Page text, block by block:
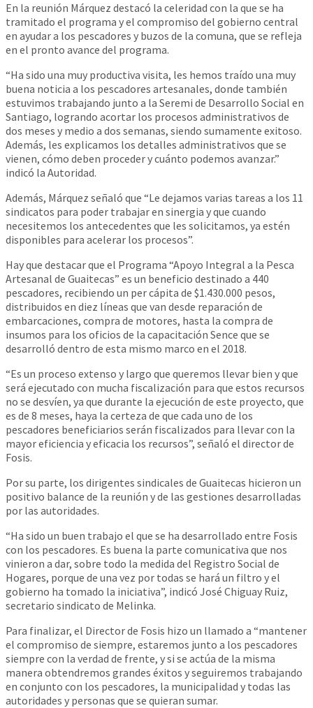
En la reunión Márquez destacó la celeridad con la que se ha
tramitado el programa y el compromiso del gobierno central
en ayudar a los pescadores y buzos de la comuna, que se refleja
en el pronto avance del programa.
“Ha sido una muy productiva visita, les hemos traído una muy
buena noticia a los pescadores artesanales, donde también
estuvimos trabajando junto a la Seremi de Desarrollo Social en
Santiago, logrando acortar los procesos administrativos de
dos meses y medio a dos semanas, siendo sumamente exitoso.
Además, les explicamos los detalles administrativos que se
vienen, cómo deben proceder y cuánto podemos avanzar.”
indicó la Autoridad.
Además, Márquez señaló que “Le dejamos varias tareas a los 11
sindicatos para poder trabajar en sinergia y que cuando
necesitemos los antecedentes que les solicitamos, ya estén
disponibles para acelerar los procesos”.
Hay que destacar que el Programa “Apoyo Integral a la Pesca
Artesanal de Guaitecas” es un beneficio destinado a 440
pescadores, recibiendo un per cápita de $1.430.000 pesos,
distribuidos en diez líneas que van desde reparación de
embarcaciones, compra de motores, hasta la compra de
insumos para los oficios de la capacitación Sence que se
desarrolló dentro de esta mismo marco en el 2018.
“Es un proceso extenso y largo que queremos llevar bien y que
será ejecutado con mucha fiscalización para que estos recursos
no se desvíen, ya que durante la ejecución de este proyecto, que
es de 8 meses, haya la certeza de que cada uno de los
pescadores beneficiarios serán fiscalizados para llevar con la
mayor eficiencia y eficacia los recursos”, señaló el director de
Fosis.
Por su parte, los dirigentes sindicales de Guaitecas hicieron un
positivo balance de la reunión y de las gestiones desarrolladas
por las autoridades.
“Ha sido un buen trabajo el que se ha desarrollado entre Fosis
con los pescadores. Es buena la parte comunicativa que nos
vinieron a dar, sobre todo la medida del Registro Social de
Hogares, porque de una vez por todas se hará un filtro y el
gobierno ha tomado la iniciativa”, indicó José Chiguay Ruiz,
secretario sindicato de Melinka.
Para finalizar, el Director de Fosis hizo un llamado a “mantener
el compromiso de siempre, estaremos junto a los pescadores
siempre con la verdad de frente, y si se actúa de la misma
manera obtendremos grandes éxitos y seguiremos trabajando
en conjunto con los pescadores, la municipalidad y todas las
autoridades y personas que se quieran sumar.